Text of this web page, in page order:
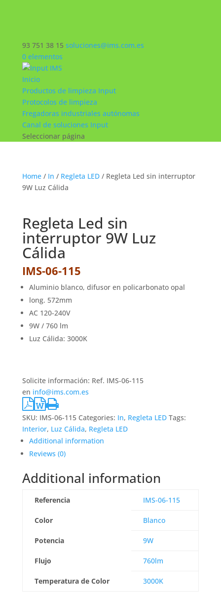
93 751 38 15 soluciones@ims.com.es
0 elementos
Inicio
Productos de limpieza Input
Protocolos de limpieza
Fregadoras industriales autónomas
Canal de soluciones Input
Seleccionar página
Home/ In / Regleta LED/ Regleta Led sin interruptor
9W Luz Cálida
Regleta Led sin
interruptor 9W Luz
Cálida
IMS-06-115
Aluminio blanco, difusor en policarbonato opal
long. 572mm
AC 120-240V
9W / 760 lm
Luz Cálida: 3000K
Solicite información: Ref. IMS-06-115
en info@ims.com.es
SKU: IMS-06-115 Categories: In, Regleta LED Tags:
Interior, Luz Cálida, Regleta LED
Additional information
Reviews (0)
Additional information
Referencia IMS-06-115
Color Blanco
Potencia 9W
Flujo 760lm
Temperatura de Color 3000K